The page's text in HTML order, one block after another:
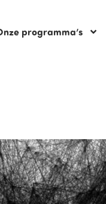
programma’s